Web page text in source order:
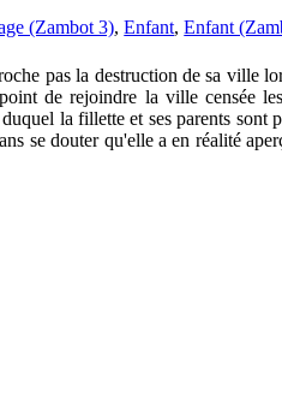
(Zambot 3),Enfant,Enfant
pas la destruction de sa ville
de rejoindre la ville censée
la fillette et ses parents sont
se douter qu'elle a en réalité